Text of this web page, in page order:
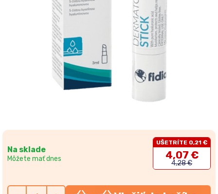
Na sklade
Môžete mať dnes
UŠETRÍTE 0,21 €
4,07 €
4,28 €